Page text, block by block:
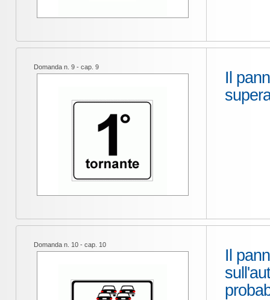
Domanda n. 9 - cap. 9
Il
Domanda n. 10 - cap. 10
Il